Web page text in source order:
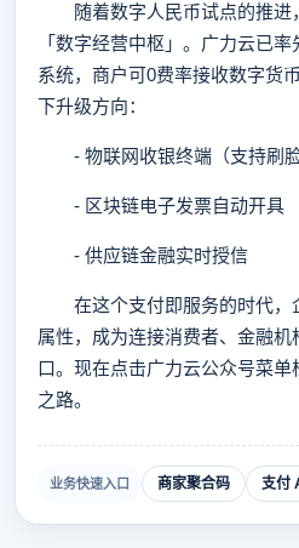
随着数字人民币试点的推进
「数字经营中枢」。广力云已
系统，商户可0费率接收数字货
下升级方向：
- 物联网收银终端（支持刷脸
- 区块链电子发票自动开具
- 供应链金融实时授信
在这个支付即服务的时代，
属性，成为连接消费者、金融
口。现在点击广力云公众号菜
之路。
业务快速入口 商家聚合码 支付